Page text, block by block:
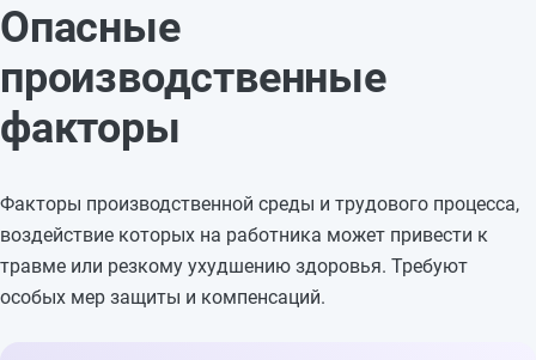
Опасные
производственные
факторы
Факторы производственной среды и трудового процесса,
воздействие которых на работника может привести к
травме или резкому ухудшению здоровья. Требуют
особых мер защиты и компенсаций.